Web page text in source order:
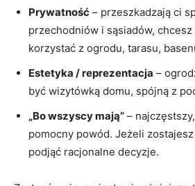
Prywatność – przeszkadzają ci
przechodniów i sąsiadów,
korzystać z ogrodu, tarasu,
Estetyka / reprezentacja –
być wizytówką domu, spójną z
„Bo wszyscy mają” –
pomocny powód. Jeżeli
podjąć racjonalne decyzje.